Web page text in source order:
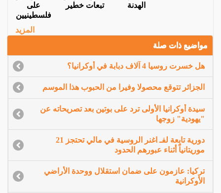
الهدنة
تبعات خطير
على
فلسطينيين
المزيد
مواضيع ذات صلة
هل خسرت روسيا 4 آلاف دبابة في أوكرانيا؟
الجزائر تتوقع محصولا وفيرا من الحبوب هذا الموسم
سيدة أوكرانيا الأولى ترد على بوتين بعد تصريحاته عن
"يهودية" زوجها
دورية تابعة لفـ اغنر الروسية في مالي تحتجز 21
موريتانياً أثناء عبورهم الحدود
تركيا: عازمون على ضمان استقلال ووحدة الأراضي
الأوكرانية